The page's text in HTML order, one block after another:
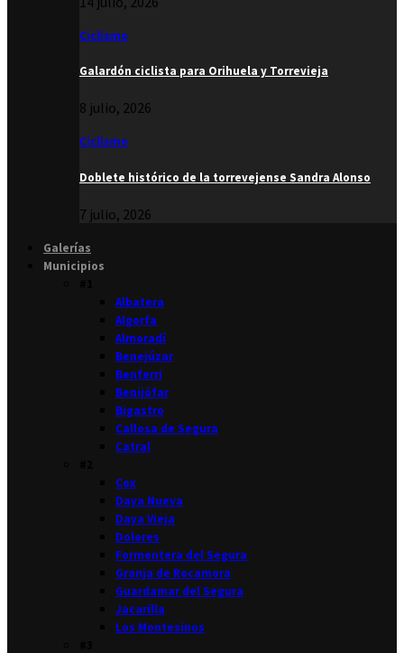
Ciclismo
Galardón ciclista para Orihuela y Torrevieja
8 julio, 2026
Ciclismo
Doblete histórico de la torrevejense Sandra Alonso
7 julio, 2026
Galerías
Municipios
Albatera
Algorfa
Almoradí
Benejúzar
Benferri
Benijófar
Bigastro
Callosa de Segura
Catral
Cox
Daya Nueva
Daya Vieja
Dolores
Formentera del Segura
Granja de Rocamora
Guardamar del Segura
Jacarilla
Los Montesinos